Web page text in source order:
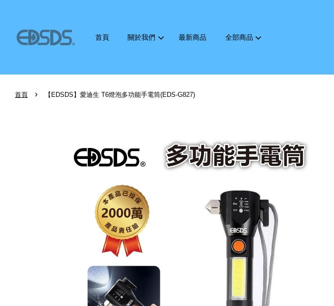
首頁 關於我們 最新商品 全部商品
首頁 › 【EDSDS】愛迪生 T6燈泡多功能手電筒(EDS-G827)